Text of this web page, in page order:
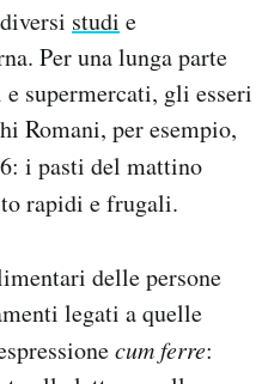
studi e
Per una lunga parte
supermercati, gli esseri
Romani, per esempio,
i pasti del mattino
rapidi e frugali.
delle persone
legati a quelle
cum ferre: